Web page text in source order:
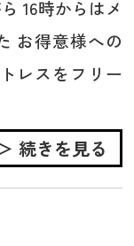
16時からはメ
お得意様への
レスをフリー
続きを見る